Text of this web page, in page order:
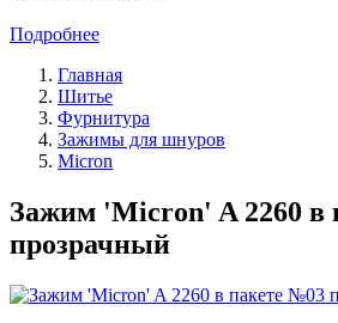
Подробнее
Главная
Шитье
Фурнитура
Зажимы для шнуров
Micron
Зажим 'Micron' A 2260 в
прозрачный